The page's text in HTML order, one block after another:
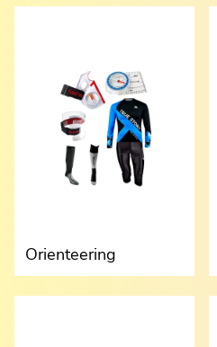
Orienteering